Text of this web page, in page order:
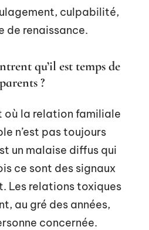
culpabilité,
de renaissance.
qu’il est temps de
?
où la relation familiale
n’est pas toujours
un malaise diffus qui
ce sont des signaux
Les relations toxiques
au gré des années,
concernée.